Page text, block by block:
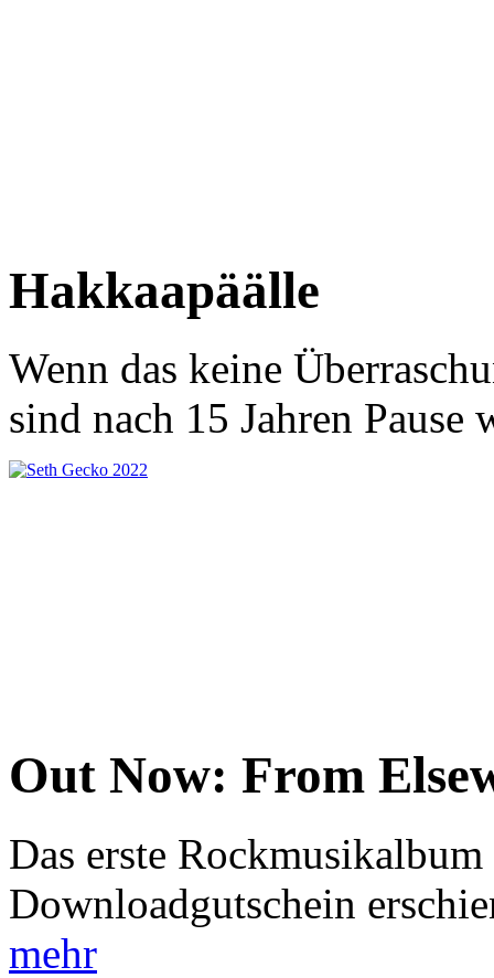
Hakkaapäälle
Wenn das keine
sind nach 15 Jahren
Out Now: From
Das erste
Downloadgutschein
mehr